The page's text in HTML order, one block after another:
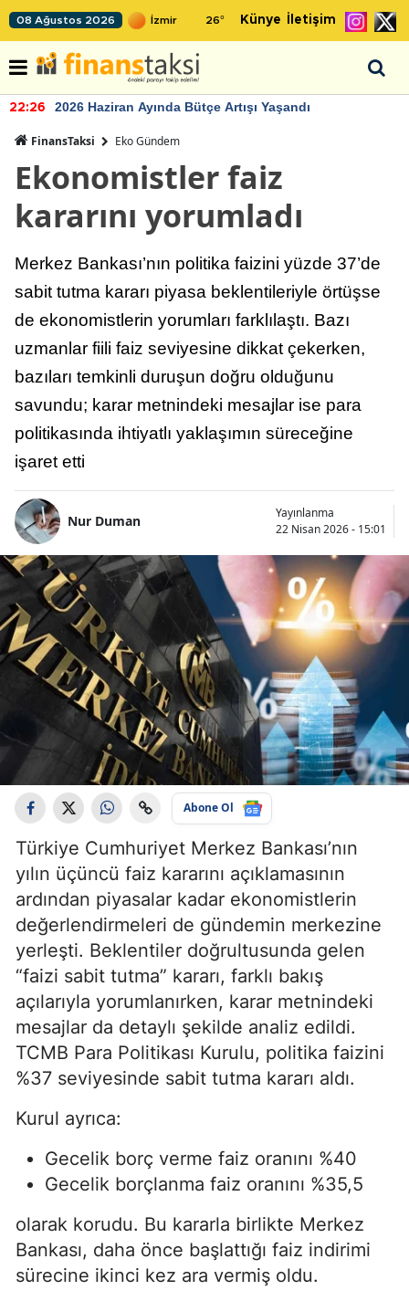
08 Ağustos 2026 26° Künye İletişim
22:26 2026 Haziran Ayında Bütçe Artışı Yaşandı
FinansTaksi Eko Gündem
Ekonomistler faiz
kararını yorumladı
Merkez Bankası’nın politika faizini yüzde 37’de
sabit tutma kararı piyasa beklentileriyle örtüşse
de ekonomistlerin yorumları farklılaştı. Bazı
uzmanlar fiili faiz seviyesine dikkat çekerken,
bazıları temkinli duruşun doğru olduğunu
savundu; karar metnindeki mesajlar ise para
politikasında ihtiyatlı yaklaşımın süreceğine
işaret etti
Nur Duman
Yayınlanma
22 Nisan 2026 - 15:01
Abone Ol
Türkiye Cumhuriyet Merkez Bankası’nın
yılın üçüncü faiz kararını açıklamasının
ardından piyasalar kadar ekonomistlerin
değerlendirmeleri de gündemin merkezine
yerleşti. Beklentiler doğrultusunda gelen
“faizi sabit tutma” kararı, farklı bakış
açılarıyla yorumlanırken, karar metnindeki
mesajlar da detaylı şekilde analiz edildi.
TCMB Para Politikası Kurulu, politika faizini
%37 seviyesinde sabit tutma kararı aldı.
Kurul ayrıca:
Gecelik borç verme faiz oranını %40
Gecelik borçlanma faiz oranını %35,5
olarak korudu. Bu kararla birlikte Merkez
Bankası, daha önce başlattığı faiz indirimi
sürecine ikinci kez ara vermiş oldu.